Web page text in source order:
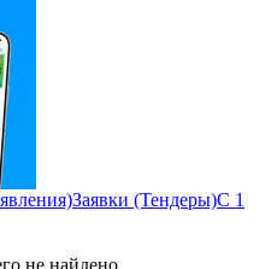
Заявки (Тендеры)С 1
не найдено